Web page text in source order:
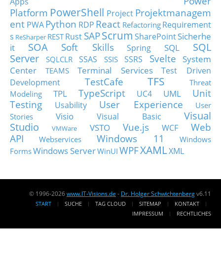
Platform PowerShell Project Projektmanagem
ent PWA Python RDP React Refactoring Requirement
s ReSharper RESTRust SAPScrum SharePointSicherhe
it
SOA Soft Skills Spring SQL
SQL
Server
SQLCLR SSAS SSIS SSRS Svelte
System
Center
TEAMS Terminal Services
Test Driven
Development
TestCafe TFS
Threat
Modeling
TPL TypeScript UC4 UML
Unit
Testing
Usability User Experience
User
Stories
Visio Visual Basic
Visual
Studio
VMWare VSTO Vue.js WCF
Web
API
Webservices Windows 11
Windows
FormsWindows ServerWinUI WPFXAMLXML
© 1996-2026www.IT-Visions.de - Dr. Holger Schwichtenbergv6.11
START SUCHE TAG CLOUD SITEMAP
KONTAKT
IMPRESSUM
RECHTLICHES